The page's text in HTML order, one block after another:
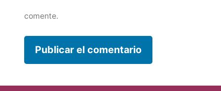
comente.